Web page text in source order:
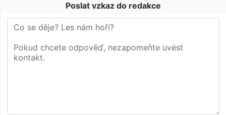
Poslat vzkaz do redakce